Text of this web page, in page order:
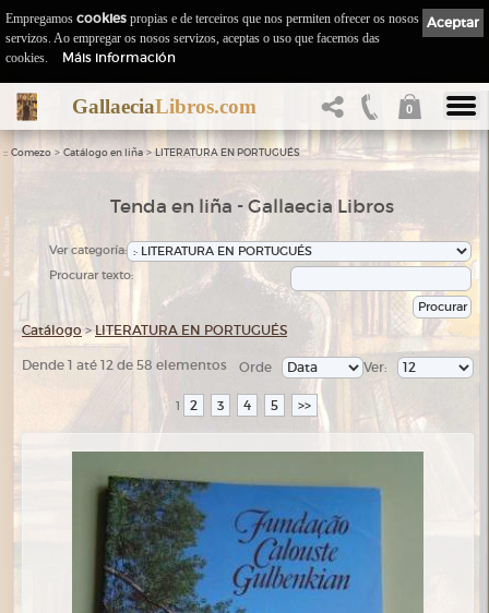
GallaeciaLibros.com 0
:: Comezo > Catálogo en liña > LITERATURA EN PORTUGUÉS
Tenda en liña - Gallaecia Libros
Ver categoría:
Procurar texto:
Catálogo >LITERATURA EN PORTUGUÉS
Dende 1 até 12 de 58 elementos Ver:
Orde
1 2 3 4 5 >>
Aceptar
Empregamos cookies propias e de terceiros que nos permiten ofrecer os nosos
servizos. Ao empregar os nosos servizos, aceptas o uso que facemos das
cookies.
Máis información